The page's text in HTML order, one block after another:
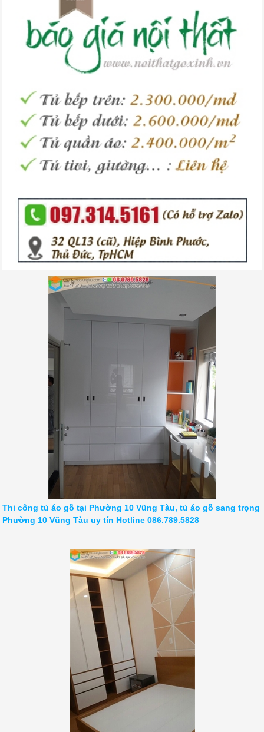
Thi công tủ áo gỗ tại Phường 10 Vũng Tàu, tủ áo gỗ sang trọng
Phường 10 Vũng Tàu uy tín Hotline 086.789.5828